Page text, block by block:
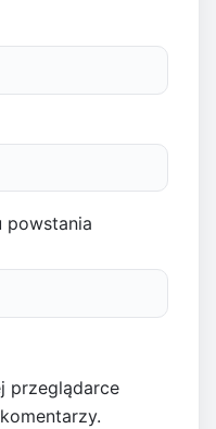
powstania
przeglądarce